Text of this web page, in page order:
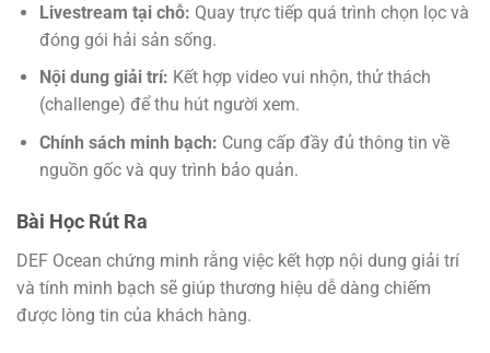
Livestream tại chỗ: Quay trực tiếp quá trình chọn lọc và
đóng gói hải sản sống.
Nội dung giải trí: Kết hợp video vui nhộn, thử thách
(challenge) để thu hút người xem.
Chính sách minh bạch: Cung cấp đầy đủ thông tin về
nguồn gốc và quy trình bảo quản.
Bài Học Rút Ra
DEF Ocean chứng minh rằng việc kết hợp nội dung giải trí
và tính minh bạch sẽ giúp thương hiệu dễ dàng chiếm
được lòng tin của khách hàng.